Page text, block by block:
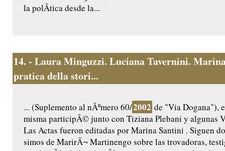
la polÃ­tica desde la...
14. - Laura Minguzzi. Luciana Tavernini.
pratica della stori...
... (Suplemento al nÃºmero 60/2002 de "Via Dogana"),
misma participÃ© junto con Tiziana Plebani y algunas
Las Actas fueron editadas por Marina Santini . Siguen
simos de MarirÃ¬ Martinengo sobre las trovadoras,